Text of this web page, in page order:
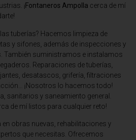
¡Fontaneros Ampolla cerca de mí
tuberías? Hacemos limpieza de
y sifones, además de inspecciones y
También suministramos e instalamos
Reparaciones de tuberías,
desatascos, grifería, filtraciones
¡Nosotros lo hacemos todo!
sanitarios y saneamiento general.
de mí listos para cualquier reto!
en obras nuevas, rehabilitaciones y
que necesitas. Ofrecemos